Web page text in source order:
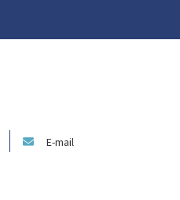
E-mail